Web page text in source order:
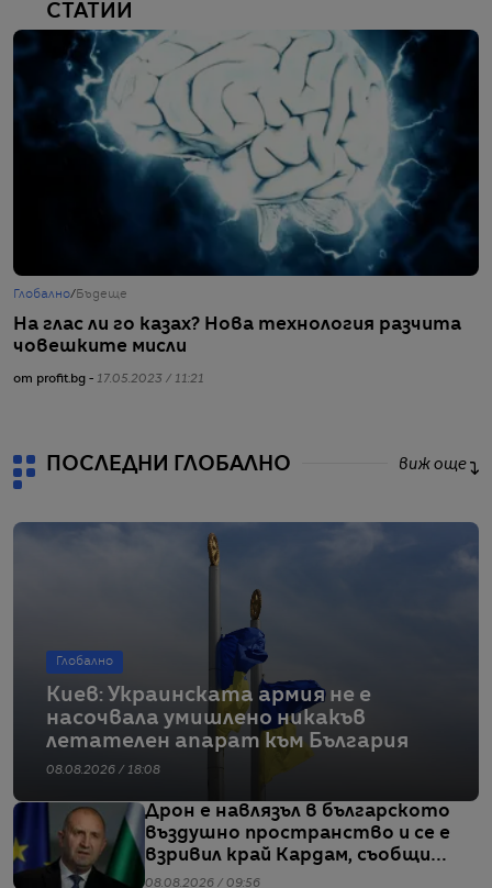
СТАТИИ
Глобално/ Бъдеще
На глас ли го казах? Нова технология разчита
човешките мисли
от profit.bg - 17.05.2023 / 11:21
ПОСЛЕДНИ ГЛОБАЛНО виж още
Глобално
Киев: Украинската армия не е
насочвала умишлено никакъв
летателен апарат към България
08.08.2026 / 18:08
Дрон е навлязъл в българското
въздушно пространство и се е
взривил край Кардам, съобщи
Радев
08.08.2026 / 09:56